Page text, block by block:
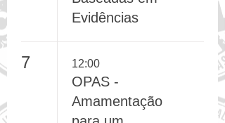
Clínicas
12:00